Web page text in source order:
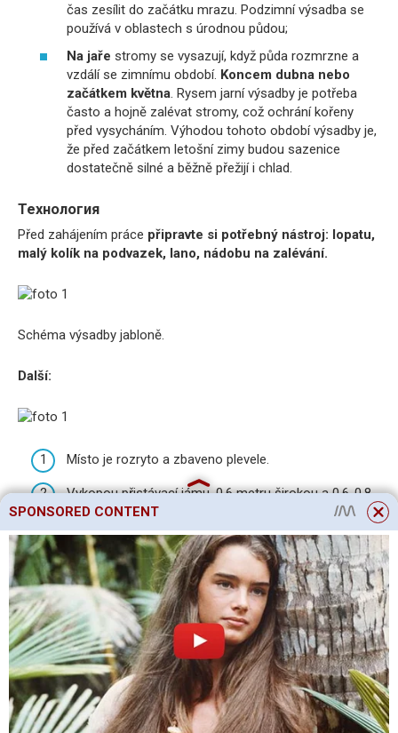
čas zesílit do začátku mrazu. Podzimní výsadba se
používá v oblastech s úrodnou půdou;
Na jaře stromy se vysazují, když půda rozmrzne a
vzdálí se zimnímu období. Koncem dubna nebo
začátkem května. Rysem jarní výsadby je potřeba
často a hojně zalévat stromy, což ochrání kořeny
před vysycháním. Výhodou tohoto období výsadby je,
že před začátkem letošní zimy budou sazenice
dostatečně silné a běžně přežijí i chlad.
Технология
Před zahájením práce připravte si potřebný nástroj: lopatu,
malý kolík na podvazek, lano, nádobu na zalévání.
Schéma výsadby jabloně.
Další:
Místo je rozryto a zbaveno plevele.
Vykopou přistávací jámu, 0,6 metru širokou a 0,6-0,8
metru hlubokou. Úrodná vrstva se odloží a poté se
použije ke kropení.Spodní vrstvu je obecně lepší
vyhodit.
Dno jámy je pokryto drenáží. Používá se pro
odvodněníoblázky nebo hrubý písek.
Ve vykopané úrodné půdě
přidejte popel, humus,
minerální hnojiva.Pečlivě promíchejte.
A začněte sázet sazenice:
strom je umístěn do středu jámy, kořeny jsou
SPONSORED CONTENT